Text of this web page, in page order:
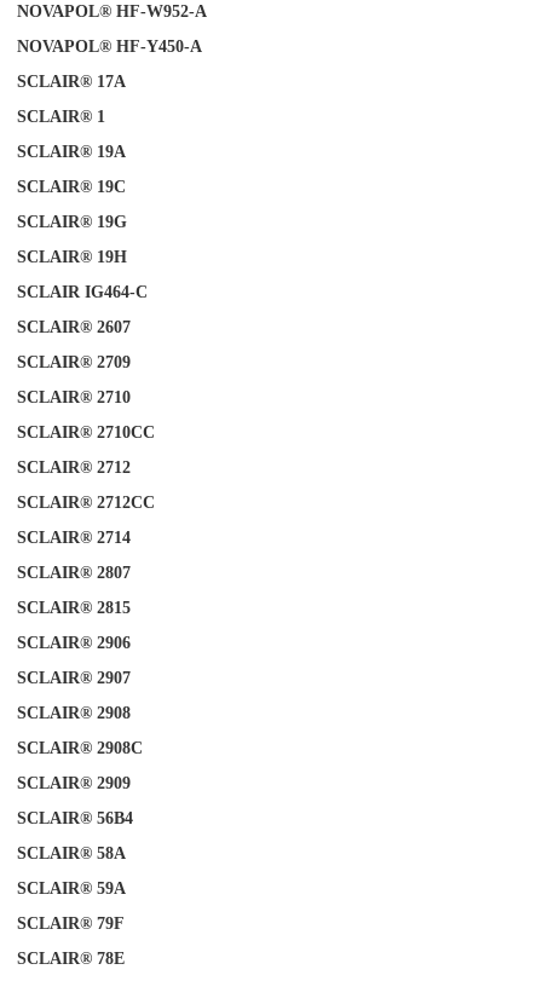
NOVAPOL® HF-W952-A
NOVAPOL® HF-Y450-A
SCLAIR® 17A
SCLAIR® 1
SCLAIR® 19A
SCLAIR® 19C
SCLAIR® 19G
SCLAIR® 19H
SCLAIR IG464-C
SCLAIR® 2607
SCLAIR®2709
SCLAIR® 2710
SCLAIR® 2710CC
SCLAIR® 2712
SCLAIR® 2712CC
SCLAIR® 2714
SCLAIR® 2807
SCLAIR® 2815
SCLAIR® 2906
SCLAIR® 2907
SCLAIR® 2908
SCLAIR® 2908C
SCLAIR® 2909
SCLAIR® 56B4
SCLAIR® 58A
SCLAIR®59A
SCLAIR®79F
SCLAIR® 78E